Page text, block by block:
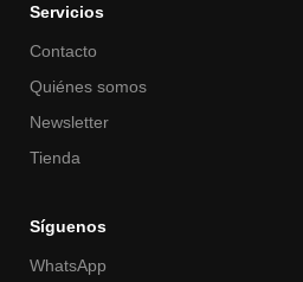
Servicios
Contacto
Quiénes somos
Newsletter
Tienda
Síguenos
WhatsApp